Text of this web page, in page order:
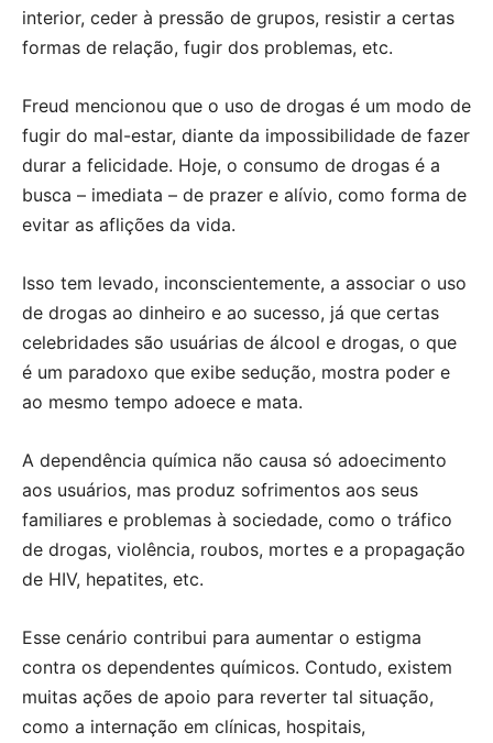
interior, ceder à pressão de grupos, resistir a certas
formas de relação, fugir dos problemas, etc.
Freud mencionou que o uso de drogas é um modo de
fugir do mal-estar, diante da impossibilidade de fazer
durar a felicidade. Hoje, o consumo de drogas é a
busca – imediata – de prazer e alívio, como forma de
evitar as aflições da vida.
Isso tem levado, inconscientemente, a associar o uso
de drogas ao dinheiro e ao sucesso, já que certas
celebridades são usuárias de álcool e drogas, o que
é um paradoxo que exibe sedução, mostra poder e
ao mesmo tempo adoece e mata.
A dependência química não causa só adoecimento
aos usuários, mas produz sofrimentos aos seus
familiares e problemas à sociedade, como o tráfico
de drogas, violência, roubos, mortes e a propagação
de HIV, hepatites, etc.
Esse cenário contribui para aumentar o estigma
contra os dependentes químicos. Contudo, existem
muitas ações de apoio para reverter tal situação,
como a internação em clínicas, hospitais,